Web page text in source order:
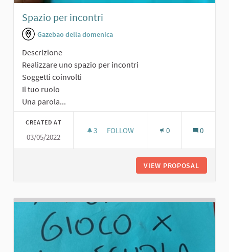
Spazio per incontri
Gazebao della domenica
Descrizione
Realizzare uno spazio per incontri
Soggetti coinvolti
Il tuo ruolo
Una parola...
CREATED AT
03/05/2022
3 3 FOLLOWERS
FOLLOW 0 0
VIEW PROPOSAL